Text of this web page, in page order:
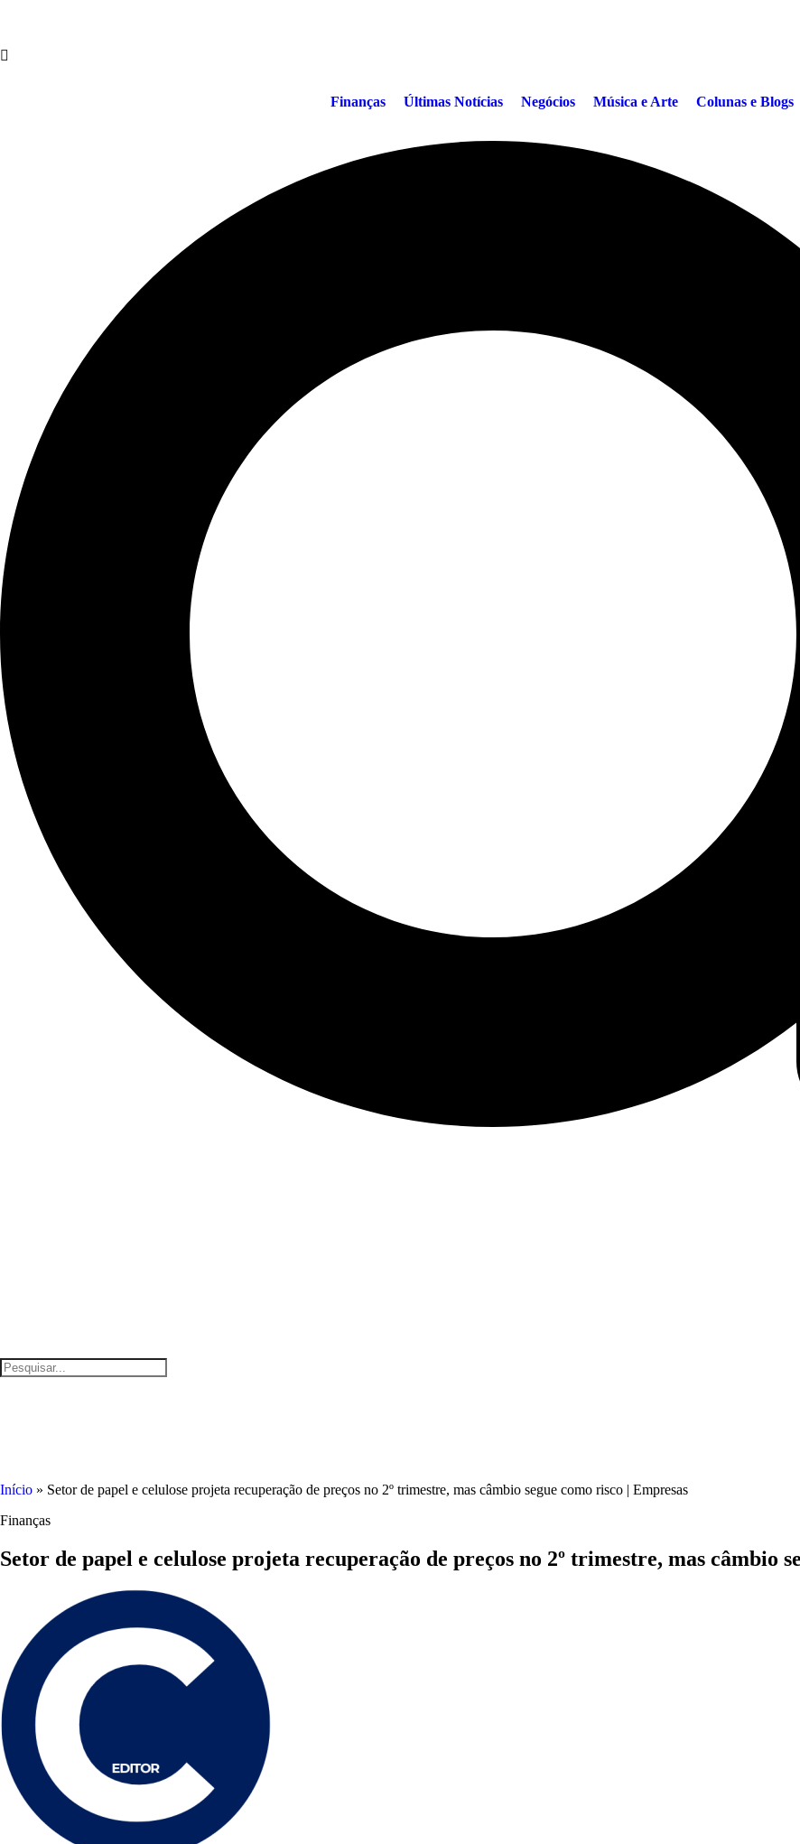
Finanças Últimas Notícias Negócios Música e Arte Colunas e Blogs
Início » Setor de papel e celulose projeta recuperação de preços no 2º trimestre, mas câmbio segue como risco | Empresas
Finanças
Setor de papel e celulose projeta recuperação de preços no 2º trimestre, mas câmbio